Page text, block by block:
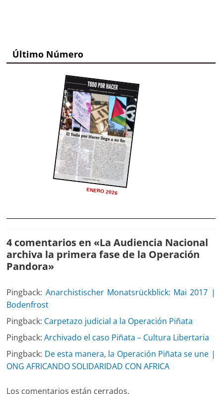
Último Número
ENERO 2026
4 comentarios en «La Audiencia Nacional
archiva la primera fase de la Operación
Pandora»
Pingback: Anarchistischer Monatsrückblick: Mai 2017 |
Bodenfrost
Pingback: Carpetazo judicial a la Operación Piñata
Pingback:Archivado el caso Piñata – Cultura Libertaria
Pingback: De esta manera, la Operación Piñata se une |
ONG AFRICANDO SOLIDARIDAD CON AFRICA
Los comentarios están cerrados.